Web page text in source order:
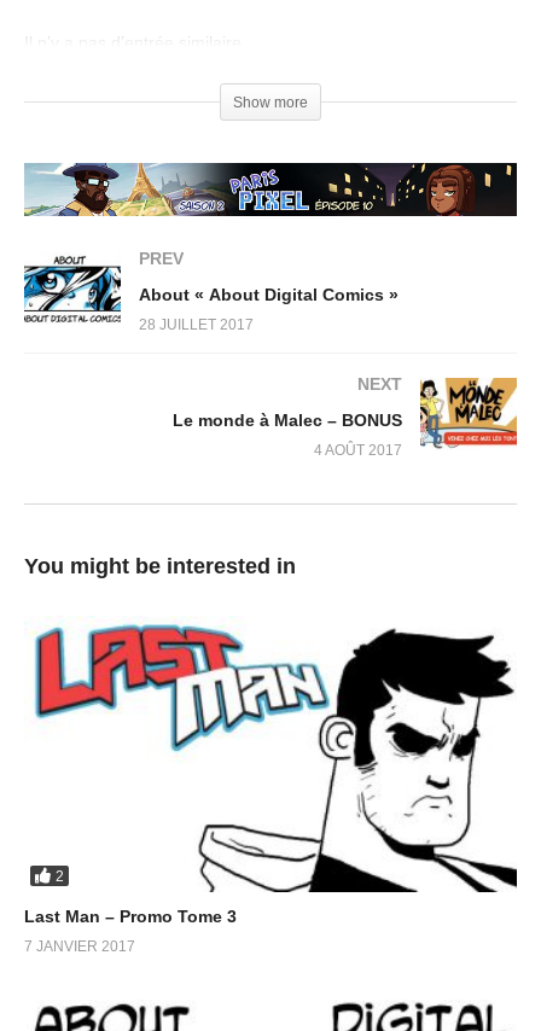
Il n’y a pas d’entrée similaire.
Show more
PREV
About « About Digital Comics »
28 JUILLET 2017
NEXT
Le monde à Malec – BONUS
4 AOÛT 2017
You might be interested in
2
Last Man – Promo Tome 3
7 JANVIER 2017